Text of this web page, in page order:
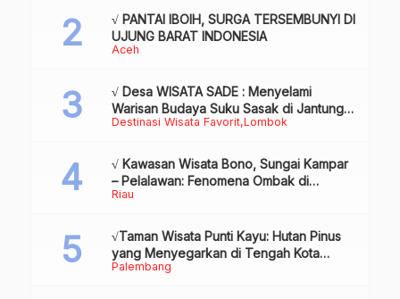
Aceh
√ PANTAI IBOIH, SURGA TERSEMBUNYI DI
UJUNG BARAT INDONESIA
Destinasi Wisata Favorit Lombok
√ Desa WISATA SADE : Menyelami
Warisan Budaya Suku Sasak di Jantung
Lombok
Riau
√ Kawasan Wisata Bono, Sungai Kampar
– Pelalawan: Fenomena Ombak di
Tengah Sungai yang Mendunia, Review
Palembang
√Taman Wisata Punti Kayu: Hutan Pinus
yang Menyegarkan di Tengah Kota
Palembang